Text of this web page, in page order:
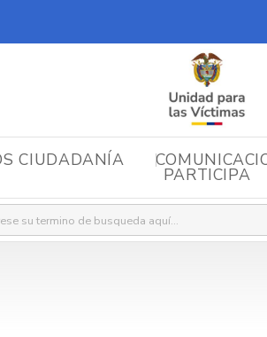
CIUDADANÍA
PARTICIPA